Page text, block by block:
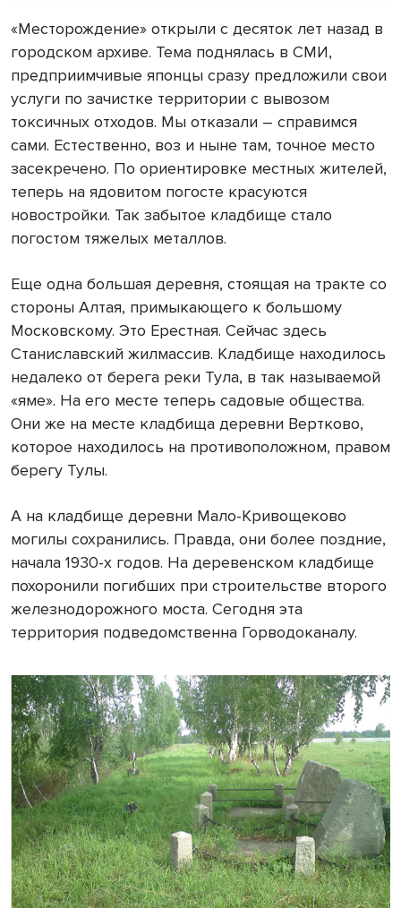
«Месторождение» открыли с десяток лет назад в
городском архиве. Тема поднялась в СМИ,
предприимчивые японцы сразу предложили свои
услуги по зачистке территории с вывозом
токсичных отходов. Мы отказали – справимся
сами. Естественно, воз и ныне там, точное место
засекречено. По ориентировке местных жителей,
теперь на ядовитом погосте красуются
новостройки. Так забытое кладбище стало
погостом тяжелых металлов.
Еще одна большая деревня, стоящая на тракте со
стороны Алтая, примыкающего к большому
Московскому. Это Ерестная. Сейчас здесь
Станиславский жилмассив. Кладбище находилось
недалеко от берега реки Тула, в так называемой
«яме». На его месте теперь садовые общества.
Они же на месте кладбища деревни Вертково,
которое находилось на противоположном, правом
берегу Тулы.
А на кладбище деревни Мало-Кривощеково
могилы сохранились. Правда, они более поздние,
начала 1930-х годов. На деревенском кладбище
похоронили погибших при строительстве второго
железнодорожного моста. Сегодня эта
территория подведомственна Горводоканалу.